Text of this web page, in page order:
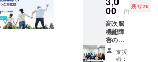
の口笛
コン
サート
を文化
祭で開
きま
す。伊
00 円
残り26
高次脳
機能障
害の当
事者会
「え〜
支援
者：